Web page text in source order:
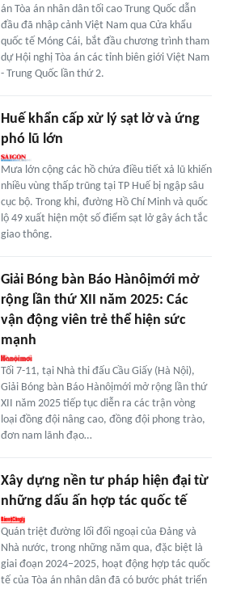
án Tòa án nhân dân tối cao Trung Quốc dẫn
đầu đã nhập cảnh Việt Nam qua Cửa khẩu
quốc tế Móng Cái, bắt đầu chương trình tham
dự Hội nghị Tòa án các tỉnh biên giới Việt Nam
- Trung Quốc lần thứ 2.
Huế khẩn cấp xử lý sạt lở và ứng
phó lũ lớn
Mưa lớn cộng các hồ chứa điều tiết xả lũ khiến
nhiều vùng thấp trũng tại TP Huế bị ngập sâu
cục bộ. Trong khi, đường Hồ Chí Minh và quốc
lộ 49 xuất hiện một số điểm sạt lở gây ách tắc
giao thông.
Giải Bóng bàn Báo Hànôịmới mở
rộng lần thứ XII năm 2025: Các
vận động viên trẻ thể hiện sức
mạnh
Tối 7-11, tại Nhà thi đấu Cầu Giấy (Hà Nội),
Giải Bóng bàn Báo Hànôịmới mở rộng lần thứ
XII năm 2025 tiếp tục diễn ra các trận vòng
loại đồng đội nâng cao, đồng đội phong trào,
đơn nam lãnh đạo…
Xây dựng nền tư pháp hiện đại từ
những dấu ấn hợp tác quốc tế
Quán triệt đường lối đối ngoại của Đảng và
Nhà nước, trong những năm qua, đặc biệt là
giai đoạn 2024–2025, hoạt động hợp tác quốc
tế của Tòa án nhân dân đã có bước phát triển